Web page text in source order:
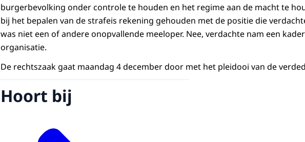
burgerbevolking onder controle te houden en het regime aan de macht te
bij het bepalen van de strafeis rekening gehouden met de positie die
was niet een of andere onopvallende meeloper. Nee, verdachte nam een
organisatie.
De rechtszaak gaat maandag 4 december door met het pleidooi van de
Hoort bij